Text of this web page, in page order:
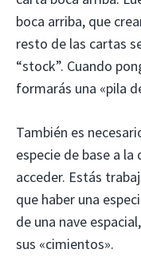
boca arriba, que
resto de las cartas
“stock”. Cuando
formarás una «pila
También es
especie de base a
acceder. Estás
que haber una
de una nave
sus «cimientos».